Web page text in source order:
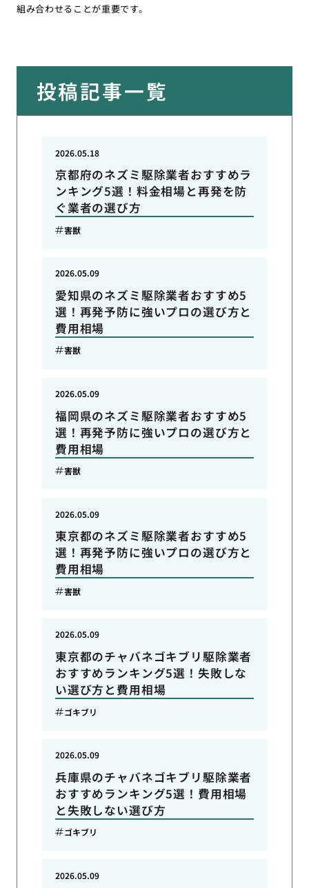
組み合わせることが重要です。
投稿記事一覧
京都府のネズミ駆除業者おすすめラ
ンキング5選！料金相場と再発を防
ぐ業者の選び方
2026.05.18
害獣
愛知県のネズミ駆除業者おすすめ5
選！再発予防に強いプロの選び方と
費用相場
2026.05.09
害獣
福岡県のネズミ駆除業者おすすめ5
選！再発予防に強いプロの選び方と
費用相場
2026.05.09
害獣
東京都のネズミ駆除業者おすすめ5
選！再発予防に強いプロの選び方と
費用相場
2026.05.09
害獣
東京都のチャバネゴキブリ駆除業者
おすすめランキング5選！失敗しな
い選び方と費用相場
2026.05.09
ゴキブリ
兵庫県のチャバネゴキブリ駆除業者
おすすめランキング5選！費用相場
と失敗しない選び方
2026.05.09
ゴキブリ
2026.05.09